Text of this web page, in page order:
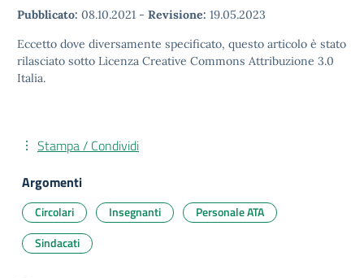
Pubblicato: 08.10.2021 - Revisione: 19.05.2023
Eccetto dove diversamente specificato, questo articolo è stato
rilasciato sotto Licenza Creative Commons Attribuzione 3.0
Italia.
Stampa / Condividi
Argomenti
Circolari Insegnanti
Personale ATA
Sindacati